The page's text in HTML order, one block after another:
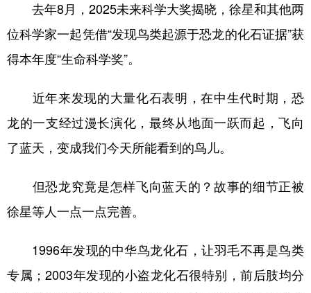
去年8月，2025未来科学大奖揭晓，徐星和其他两
位科学家一起凭借“发现鸟类起源于恐龙的化石证据”获
得本年度“生命科学奖”。
近年来发现的大量化石表明，在中生代时期，恐
龙的一支经过漫长演化，最终从地面一跃而起，飞向
了蓝天，变成我们今天所能看到的鸟儿。
但恐龙究竟是怎样飞向蓝天的？故事的细节正被
徐星等人一点一点完善。
1996年发现的中华鸟龙化石，让羽毛不再是鸟类
专属；2003年发现的小盗龙化石很特别，前后肢均分